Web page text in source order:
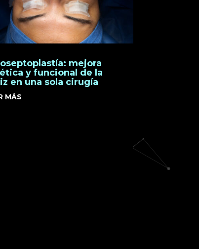
mejora
y funcional de la
en una sola cirugía
MÁS